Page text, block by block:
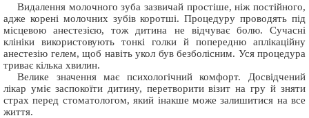
Видалення молочного зуба зазвичай простіше, ніж постійного,
адже корені молочних зубів коротші. Процедуру проводять під
місцевою анестезією, тож дитина не відчуває болю. Сучасні
клініки використовують тонкі голки й попередню аплікаційну
анестезію гелем, щоб навіть укол був безболісним. Уся процедура
триває кілька хвилин.
Велике значення має психологічний комфорт. Досвідчений
лікар уміє заспокоїти дитину, перетворити візит на гру й зняти
страх перед стоматологом, який інакше може залишитися на все
життя.